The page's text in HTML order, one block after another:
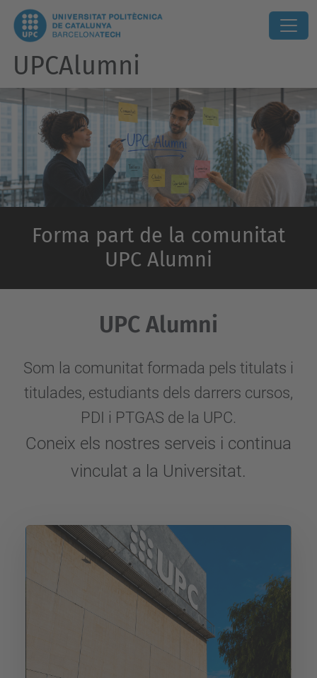
Forma part de la comunitat
UPC Alumni
UPCAlumni
UPC Alumni
Som la comunitat formada pels titulats i
titulades, estudiants dels darrers cursos,
PDI i PTGAS de la UPC.
Coneix els nostres serveis i continua
vinculat a la Universitat.